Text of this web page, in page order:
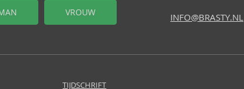
VROUW INFO@BRASTY.NL
TIJDSCHRIFT